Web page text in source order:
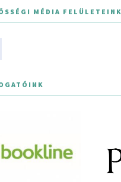
MÉDIA FELÜLETEINK